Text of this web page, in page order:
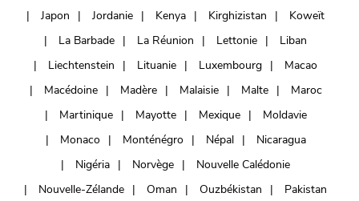
Japon
Jordanie Kenya Kirghizistan
Koweït
La Barbade
La Réunion Lettonie
Liban
Liechtenstein
Lituanie Luxembourg
Macao
Macédoine
Madère Malaisie Malte
Maroc
Martinique
Mayotte Mexique
Moldavie
Monaco
Monténégro Népal
Nicaragua
Nigéria
Norvège
Nouvelle Calédonie
Nouvelle-Zélande
Oman Ouzbékistan
Pakistan